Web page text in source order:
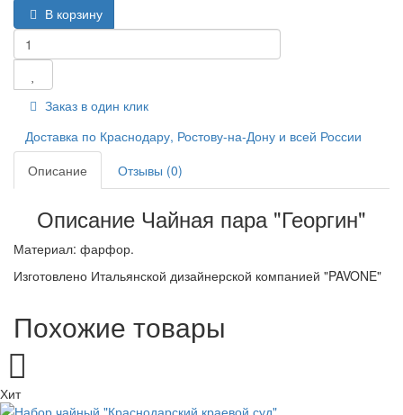
В корзину
Заказ в один клик
Доставка по Краснодару, Ростову-на-Дону и всей России
Описание
Отзывы (0)
Описание Чайная пара "Георгин"
Материал: фарфор.
Изготовлено Итальянской дизайнерской компанией "PAVONE"
Похожие товары
Хит